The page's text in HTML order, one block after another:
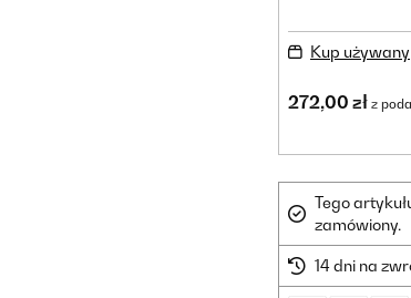
Kup używany
272,00 zł z
Tego
zamówiony.
14 dni na